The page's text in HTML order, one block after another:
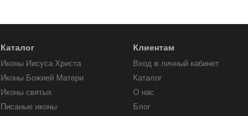
Каталог
Иконы Иисуса Христа
Иконы Божией Матери
Иконы святых
Писаные иконы
Клиентам
Вход в личный кабинет
Каталог
О нас
Блог